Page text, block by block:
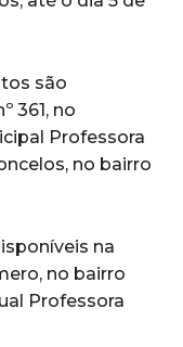
são
361, no
Professora
no bairro
na
no bairro
Professora